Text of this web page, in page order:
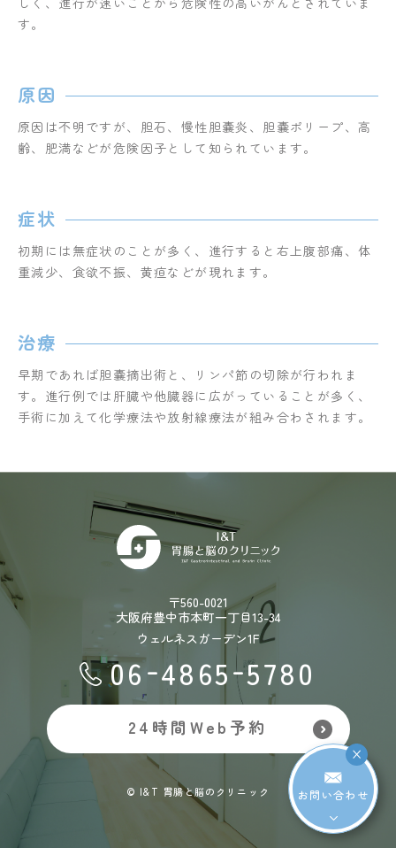
す。
原因
原因は不明ですが、胆石、慢性胆嚢炎、胆嚢ポリープ、高
齢、肥満などが危険因子として知られています。
症状
初期には無症状のことが多く、進行すると右上腹部痛、体
重減少、食欲不振、黄疸などが現れます。
治療
早期であれば胆嚢摘出術と、リンパ節の切除が行われま
す。進行例では肝臓や他臓器に広がっていることが多く、
手術に加えて化学療法や放射線療法が組み合わされます。
〒560-0021
大阪府豊中市本町一丁目13-34
ウェルネスガーデン1F
06-4865-5780
24時間Web予約
© I&T 胃腸と脳のクリニック
×
お問い合わせ